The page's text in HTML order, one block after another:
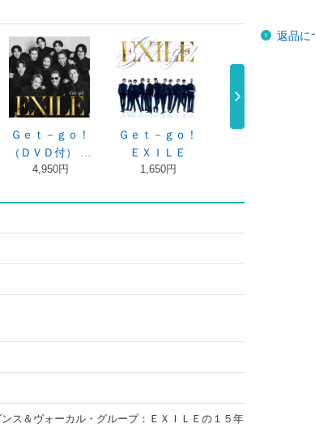
Ｇｅｔ－ｇｏ！
（ＤＶＤ付） …
4,950円
Ｇｅｔ－ｇｏ！
ＥＸＩＬＥ
1,650円
Ｇｅｔ－ｇｏ！
ス＆ヴォーカル・グループ：ＥＸＩＬＥの１５年
返品に